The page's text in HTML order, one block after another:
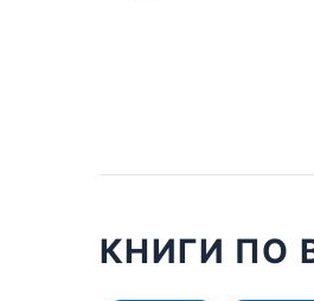
КНИГИ ПО